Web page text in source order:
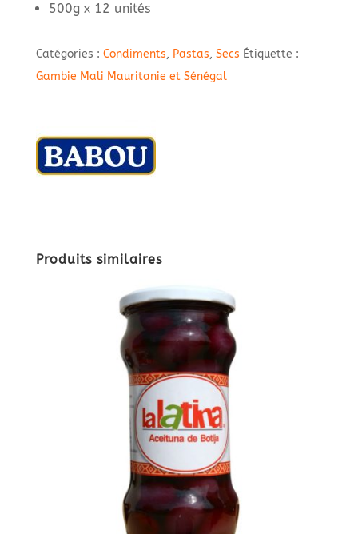
500g x 12 unités
Catégories : Condiments, Pastas, Secs Étiquette :
Gambie Mali Mauritanie et Sénégal
Produits similaires